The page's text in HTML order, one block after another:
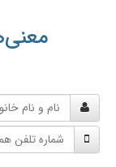
و
نام
خانوادگی
شماره
تلفن